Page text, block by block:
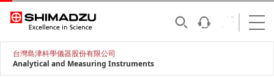
台灣島津科學儀器股份有限公司
Analytical and Measuring Instruments